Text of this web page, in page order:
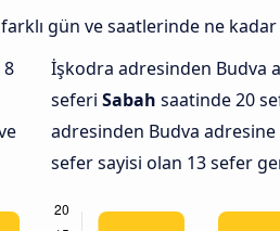
gün ve saatlerinde ne
8
İşkodra adresinden Budva
seferi Sabah saatinde 20
adresinden Budva adresine
sefer sayisi olan 13 sefer